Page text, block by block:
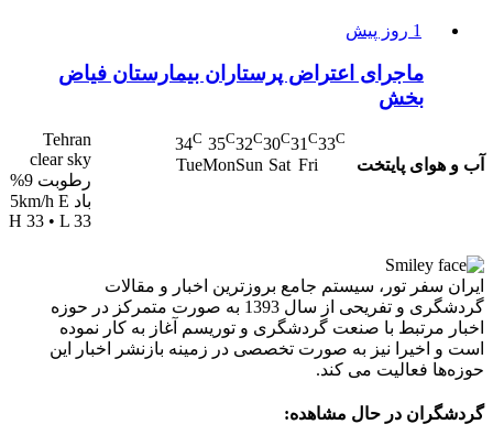
1 روز پیش
ماجرای اعتراض پرستاران بیمارستان فیاض
بخش
آب و هوای پایتخت
33C
Tehran
clear sky
رطوبت 9%
باد 5km/h E
H 33 • L 33
31C
Fri
30C
Sat
32C
Sun
35C
Mon
34C
Tue
ایران سفر تور، سیستم جامع بروزترین اخبار و مقالات
گردشگری و تفریحی از سال 1393 به صورت متمرکز در حوزه
اخبار مرتبط با صنعت گردشگری و توریسم آغاز به کار نموده
است و اخیرا نیز به صورت تخصصی در زمینه بازنشر اخبار این
حوزه‌ها فعالیت می کند.
گردشگران در حال مشاهده: